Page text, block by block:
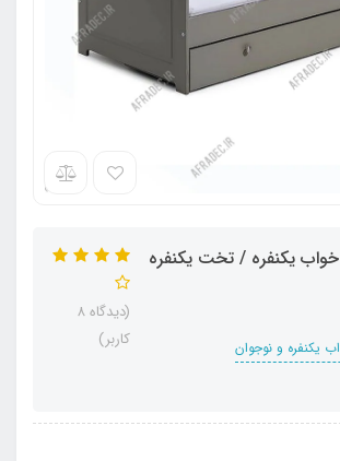
یکنفره / تخت یکنفره
یکنفره و نوجوان
(دیدگاه 8
کاربر)